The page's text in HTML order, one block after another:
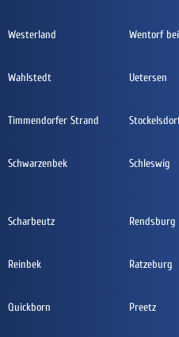
Westerland Wentorf
Wahlstedt Uetersen
Timmendorfer Strand
Schwarzenbek Schleswig
Scharbeutz Rendsburg
Reinbek Ratzeburg
Quickborn Preetz